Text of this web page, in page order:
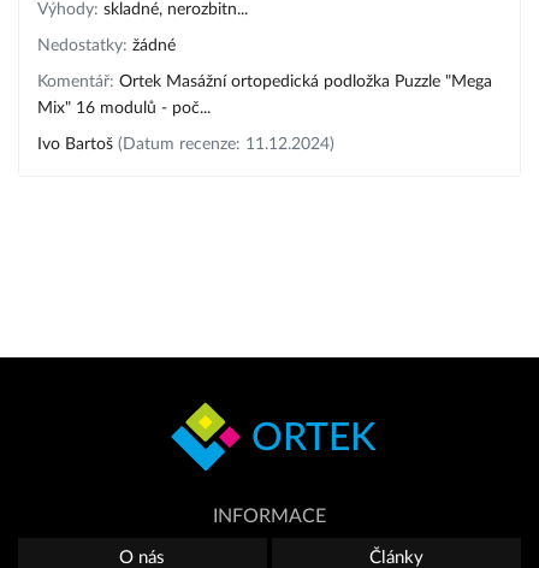
Výhody: skladné, nerozbitn...
Nedostatky: žádné
Komentář: Ortek Masážní ortopedická podložka Puzzle "Mega
Mix" 16 modulů - poč...
Ivo Bartoš (Datum recenze: 11.12.2024)
ORTEK
INFORMACE
O nás Články